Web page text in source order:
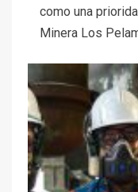
como una
Minera Los
4
5